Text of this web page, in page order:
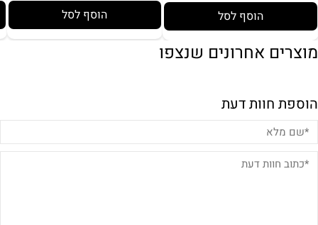
הוסף לסל הוסף לסל
מוצרים אחרונים שנצפו
הוספת חוות דעת